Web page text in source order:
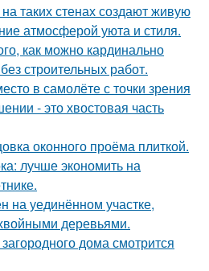
таких стенах создают живую
атмосферой уюта и стиля.
как можно кардинально
строительных работ.
в самолёте с точки зрения
- это хвостовая часть
оконного проёма плиткой.
лучше экономить на
на уединённом участке,
деревьями.
дома смотрится